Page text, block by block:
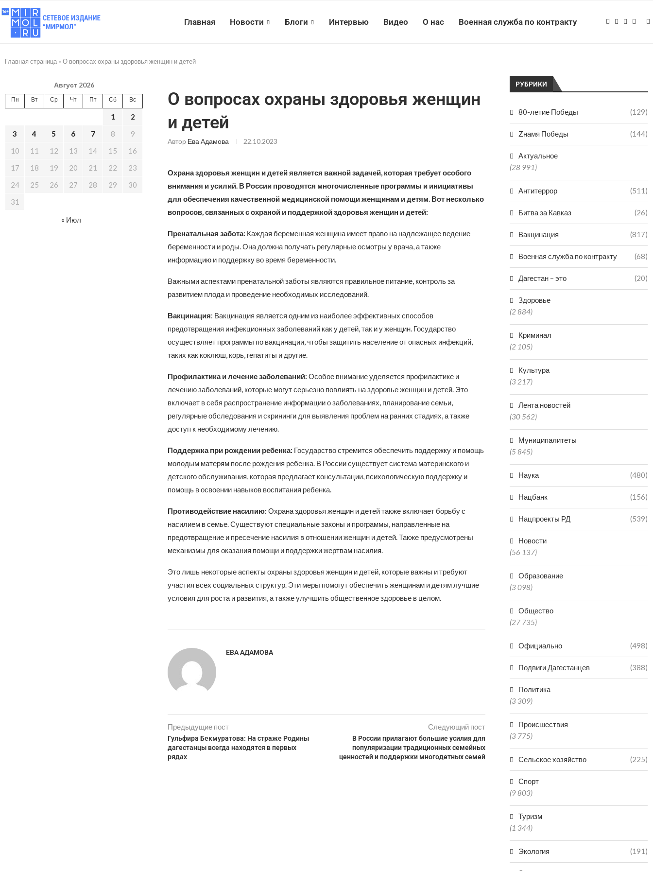
Главная Новости Блоги Интервью Видео О нас Военная служба по контракту
Главная страница » О вопросах охраны здоровья женщин и детей
О вопросах охраны здоровья женщин
и детей
Автор Ева Адамова 22.10.2023
Охрана здоровья женщин и детей является важной задачей, которая требует особого
внимания и усилий. В России проводятся многочисленные программы и инициативы
для обеспечения качественной медицинской помощи женщинам и детям. Вот несколько
вопросов, связанных с охраной и поддержкой здоровья женщин и детей:
Пренатальная забота: Каждая беременная женщина имеет право на надлежащее ведение
беременности и роды. Она должна получать регулярные осмотры у врача, а также
информацию и поддержку во время беременности.
Важными аспектами пренатальной заботы являются правильное питание, контроль за
развитием плода и проведение необходимых исследований.
Вакцинация: Вакцинация является одним из наиболее эффективных способов
предотвращения инфекционных заболеваний как у детей, так и у женщин. Государство
осуществляет программы по вакцинации, чтобы защитить население от опасных инфекций,
таких как коклюш, корь, гепатиты и другие.
Профилактика и лечение заболеваний: Особое внимание уделяется профилактике и
лечению заболеваний, которые могут серьезно повлиять на здоровье женщин и детей. Это
включает в себя распространение информации о заболеваниях, планирование семьи,
регулярные обследования и скрининги для выявления проблем на ранних стадиях, а также
доступ к необходимому лечению.
Поддержка при рождении ребенка: Государство стремится обеспечить поддержку и помощь
молодым матерям после рождения ребенка. В России существует система материнского и
детского обслуживания, которая предлагает консультации, психологическую поддержку и
помощь в освоении навыков воспитания ребенка.
Противодействие насилию: Охрана здоровья женщин и детей также включает борьбу с
насилием в семье. Существуют специальные законы и программы, направленные на
предотвращение и пресечение насилия в отношении женщин и детей. Также предусмотрены
механизмы для оказания помощи и поддержки жертвам насилия.
Это лишь некоторые аспекты охраны здоровья женщин и детей, которые важны и требуют
участия всех социальных структур. Эти меры помогут обеспечить женщинам и детям лучшие
условия для роста и развития, а также улучшить общественное здоровье в целом.
ЕВА АДАМОВА
Предыдущие пост
Гульфира Бекмуратова: На страже Родины
дагестанцы всегда находятся в первых
рядах
Следующий пост
В России прилагают большие усилия для
популяризации традиционных семейных
ценностей и поддержки многодетных семей
РУБРИКИ
80-летие Победы (129)
Zнамя Победы (144)
Актуальное
(28 991)
Антитеррор (511)
Битва за Кавказ (26)
Вакцинация (817)
Военная служба по контракту (68)
Дагестан – это (20)
Здоровье
(2 884)
Криминал
(2 105)
Культура
(3 217)
Лента новостей
(30 562)
Муниципалитеты
(5 845)
Наука (480)
Нацбанк (156)
Нацпроекты РД (539)
Новости
(56 137)
Образование
(3 098)
Общество
(27 735)
Официально (498)
Подвиги Дагестанцев (388)
Политика
(3 309)
Происшествия
(3 775)
Сельское хозяйство (225)
Спорт
(9 803)
Туризм
(1 344)
Экология (191)
Август 2026
Пн Вт Ср Чт Пт Сб Вс
1
2
3
4 5 6 7 8
9
10
11 12 13 14 15
16
17
18 19 20 21 22
23
24
25 26 27 28 29
30
31
« Июл